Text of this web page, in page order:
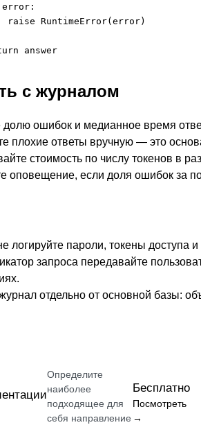
raise RuntimeError(error)
answer
с журналом
долю ошибок и медианное время
плохие ответы вручную — это
стоимость по числу токенов в
оповещение, если доля ошибок за
логируйте пароли, токены
запроса передавайте
отдельно от основной базы:
Определите
наиболее
подходящее для
себя направление
Бесплатно
Посмотреть
→